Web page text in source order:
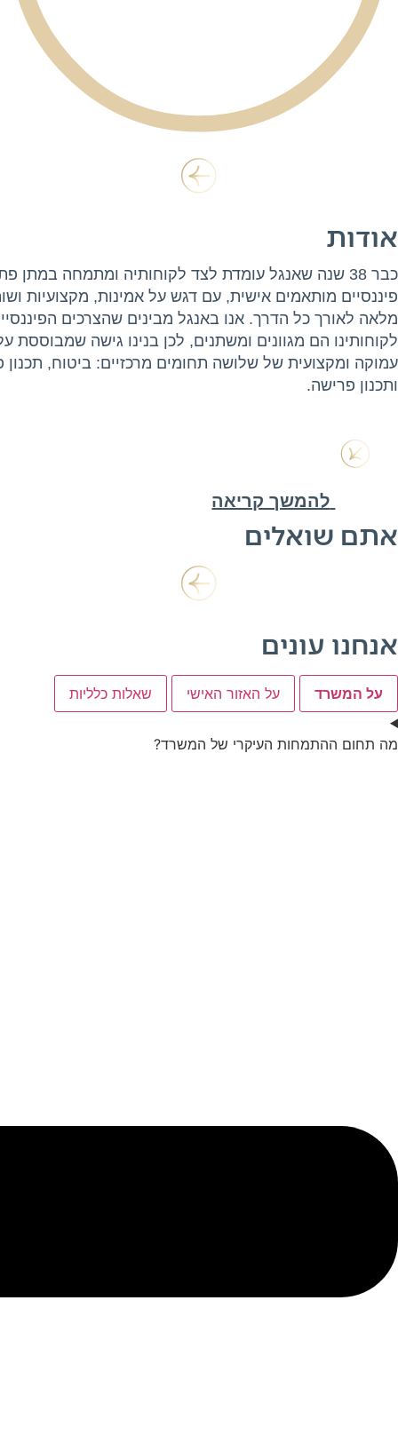
אודות
כבר 38 שנה שאנגל עומדת לצד לקוחותיה ומתמחה במתן
פיננסיים מותאמים אישית, עם דגש על אמינות, מקצועיות
מלאה לאורך כל הדרך. אנו באנגל מבינים שהצרכים
לקוחותינו הם מגוונים ומשתנים, לכן בנינו גישה שמבוססת
עמוקה ומקצועית של שלושה תחומים מרכזיים: ביטוח, תכנון
ותכנון פרישה.
להמשך קריאה
אתם שואלים
אנחנו עונים
על המשרד על האזור האישי שאלות כלליות
מה תחום ההתמחות העיקרי של המשרד?